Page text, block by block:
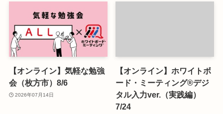
【オンライン】気軽な勉強
会（枚方市）8/6
2026年07月14日
【オンライン】ホワイトボ
ード・ミーティング®デジ
タル入力ver.（実践編）
7/24